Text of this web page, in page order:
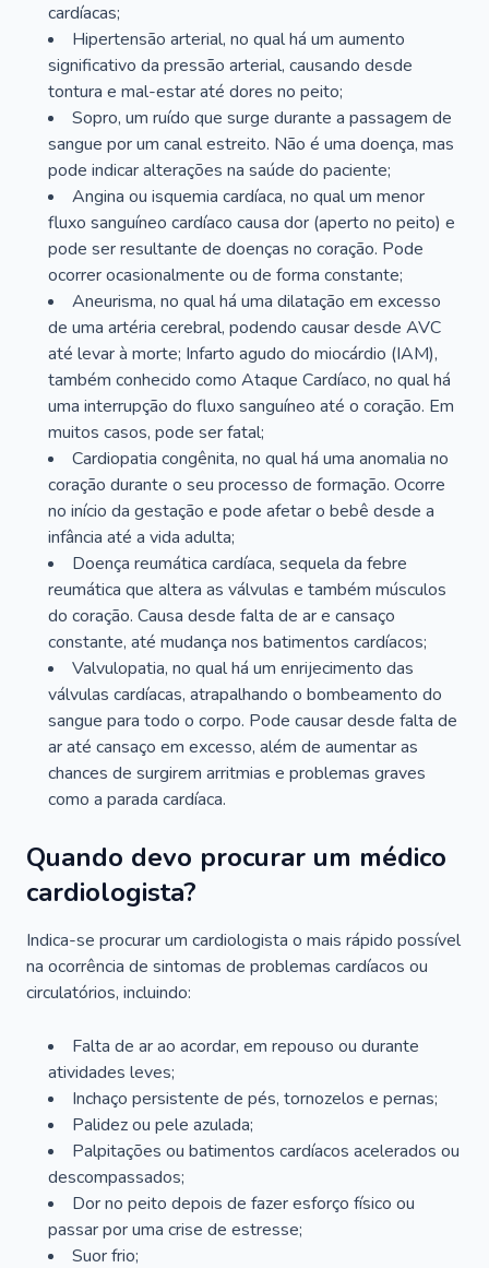
cardíacas;
Hipertensão arterial, no qual há um aumento
significativo da pressão arterial, causando desde
tontura e mal-estar até dores no peito;
Sopro, um ruído que surge durante a passagem de
sangue por um canal estreito. Não é uma doença, mas
pode indicar alterações na saúde do paciente;
Angina ou isquemia cardíaca, no qual um menor
fluxo sanguíneo cardíaco causa dor (aperto no peito) e
pode ser resultante de doenças no coração. Pode
ocorrer ocasionalmente ou de forma constante;
Aneurisma, no qual há uma dilatação em excesso
de uma artéria cerebral, podendo causar desde AVC
até levar à morte; Infarto agudo do miocárdio (IAM),
também conhecido como Ataque Cardíaco, no qual há
uma interrupção do fluxo sanguíneo até o coração. Em
muitos casos, pode ser fatal;
Cardiopatia congênita, no qual há uma anomalia no
coração durante o seu processo de formação. Ocorre
no início da gestação e pode afetar o bebê desde a
infância até a vida adulta;
Doença reumática cardíaca, sequela da febre
reumática que altera as válvulas e também músculos
do coração. Causa desde falta de ar e cansaço
constante, até mudança nos batimentos cardíacos;
Valvulopatia, no qual há um enrijecimento das
válvulas cardíacas, atrapalhando o bombeamento do
sangue para todo o corpo. Pode causar desde falta de
ar até cansaço em excesso, além de aumentar as
chances de surgirem arritmias e problemas graves
como a parada cardíaca.
Quando devo procurar um médico
cardiologista?
Indica-se procurar um cardiologista o mais rápido possível
na ocorrência de sintomas de problemas cardíacos ou
circulatórios, incluindo:
Falta de ar ao acordar, em repouso ou durante
atividades leves;
Inchaço persistente de pés, tornozelos e pernas;
Palidez ou pele azulada;
Palpitações ou batimentos cardíacos acelerados ou
descompassados;
Dor no peito depois de fazer esforço físico ou
passar por uma crise de estresse;
Suor frio;